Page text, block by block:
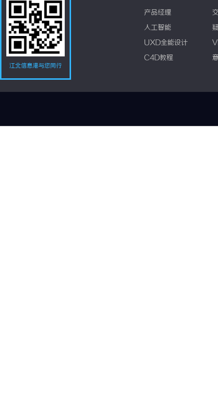
江北信息港与您同行
产品经理
人工智能
UXD全能设计
C4D教程